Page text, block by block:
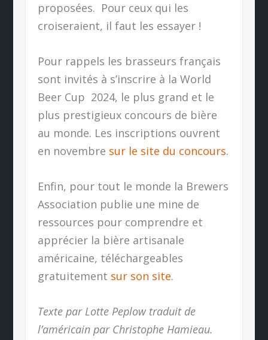
proposées. Pour ceux qui les
croiseraient, il faut les essayer !
Pour rappels les brasseurs français
sont invités à s’inscrire à la World
Beer Cup 2024, le plus grand et le
plus prestigieux concours de bière
au monde. Les inscriptions ouvrent
en novembre sur le site du concours.
Enfin, pour tout le monde la Brewers
Association publie une mine de
ressources pour comprendre et
apprécier la bière artisanale
américaine, téléchargeables
gratuitement sur son site.
Texte par Lotte Peplow traduit de
l’américain par Christophe Hamieau.